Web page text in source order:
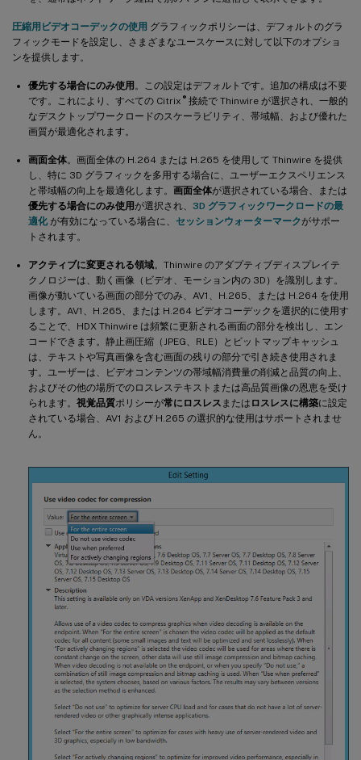
圧縮用ビデオコーデックの使用 グラフィックポリシーは、デフォルトのグラ
フィックモードを設定し、さまざまなユースケースに対して以下のオプショ
ンを提供します。
優先する場合にのみ使用 。この設定はデフォルトです。追加の構成は不要
です。これにより、すべての Citrix ®接続で Thinwire が選択され、一般的
なデスクトップワークロードのスケーラビリティ、帯域幅、および優れた
画質が最適化されます。
画面全体。画面全体の H.264 または H.265 を使用して Thinwire を提供
し、特に 3D グラフィックを多用する場合に、ユーザーエクスペリエンス
と帯域幅の向上を最適化します。 画面全体が選択されている場合、または
優先する場合にのみ使用が選択され、 3D グラフィックワークロードの最
適化が有効になっている場合に、 セッションウォーターマークがサポー
トされます。
アクティブに変更される領域。Thinwire のアダプティブディスプレイテ
クノロジーは、動く画像（ビデオ、モーション内の 3D）を識別します。
画像が動いている画面の部分でのみ、AV1、H.265、または H.264 を使用
します。AV1、H.265、または H.264 ビデオコーデックを選択的に使用す
ることで、HDX Thinwire は頻繁に更新される画面の部分を検出し、エン
コードできます。静止画圧縮（JPEG、RLE）とビットマップキャッシュ
は、テキストや写真画像を含む画面の残りの部分で引き続き使用されま
す。ユーザーは、ビデオコンテンツの帯域幅消費量の削減と品質の向上、
およびその他の場所でのロスレステキストまたは高品質画像の恩恵を受け
られます。 視覚品質ポリシーが常にロスレス または ロスレスに構築に設定
されている場合、AV1 および H.265 の選択的な使用はサポートされませ
ん。